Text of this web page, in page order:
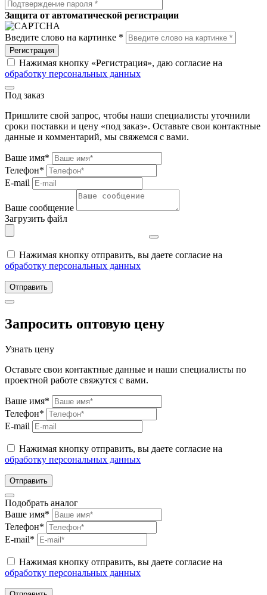
Защита от автоматической регистрации
Введите слово на картинке *
Регистрация
Нажимая кнопку «Регистрация», даю согласие на
обработку персональных данных
Под заказ
Пришлите свой запрос, чтобы наши специалисты уточнили
сроки поставки и цену «под заказ». Оставьте свои контактные
данные и комментарий, мы свяжемся с вами.
Ваше имя*
Телефон*
E-mail
Ваше сообщение
Загрузить файл
Нажимая кнопку отправить, вы даете согласие на
обработку персональных данных
Отправить
Запросить оптовую цену
Узнать цену
Оставьте свои контактные данные и наши специалисты по
проектной работе свяжутся с вами.
Ваше имя*
Телефон*
E-mail
Нажимая кнопку отправить, вы даете согласие на
обработку персональных данных
Отправить
Подобрать аналог
Ваше имя*
Телефон*
E-mail*
Нажимая кнопку отправить, вы даете согласие на
обработку персональных данных